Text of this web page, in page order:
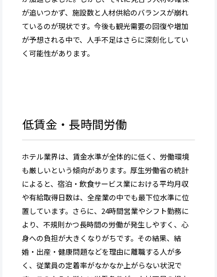
が追いつかず、施設数と人材供給のバランスが崩れ
ているのが現状です。今後も観光需要の回復や増加
が予想される中で、人手不足はさらに深刻化してい
く可能性があります。
低賃金・長時間労働
ホテル業界は、賃金水準が全体的に低く、労働環境
も厳しいという傾向があります。厚生労働省の統計
によると、宿泊・飲食サービス業における平均月収
や有給取得日数は、全産業の中でも最下位水準に位
置しています。さらに、24時間営業やシフト勤務に
より、不規則かつ長時間の労働が発生しやすく、心
身への負担が大きくなりがちです。その結果、結
婚・出産・健康問題などを理由に離職する人が多
く、従業員の定着率がなかなか上がらない状況で